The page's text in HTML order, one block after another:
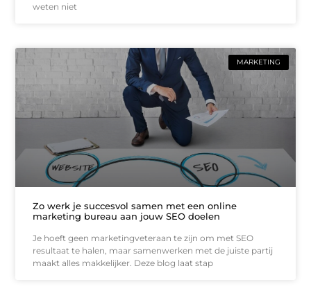
weten niet
MARKETING
Zo werk je succesvol samen met een online
marketing bureau aan jouw SEO doelen
Je hoeft geen marketingveteraan te zijn om met SEO
resultaat te halen, maar samenwerken met de juiste partij
maakt alles makkelijker. Deze blog laat stap